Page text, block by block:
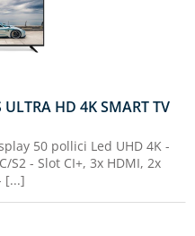
HD 4K SMART TV
50 pollici Led UHD 4K -
S2 - Slot CI+, 3x HDMI, 2x
[...]